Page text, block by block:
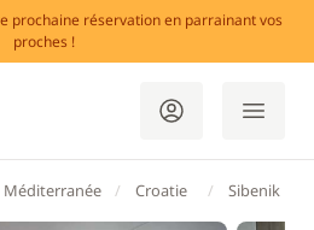
prochaine réservation en parrainant vos
proches !
Méditerranée Croatie Sibenik